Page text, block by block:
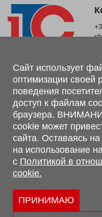
Магазин, склад
г. Минск, Минский р-н, п.
223062
г. Брест, ул. Лейтенанта
Обращаем Ваше внимание,
информация, касающаяся
характеристик, цветовых
сервисного обслуживания
не является публичной
Гражданского кодекса
Политика обработки
Политикой в отношении
Сайт использует
оптимизации своей
поведения
доступ к файлам
браузера.
cookie может
сайта. Оставаясь
на использование
с Политикой в
cookie.
ПРИНИМАЮ